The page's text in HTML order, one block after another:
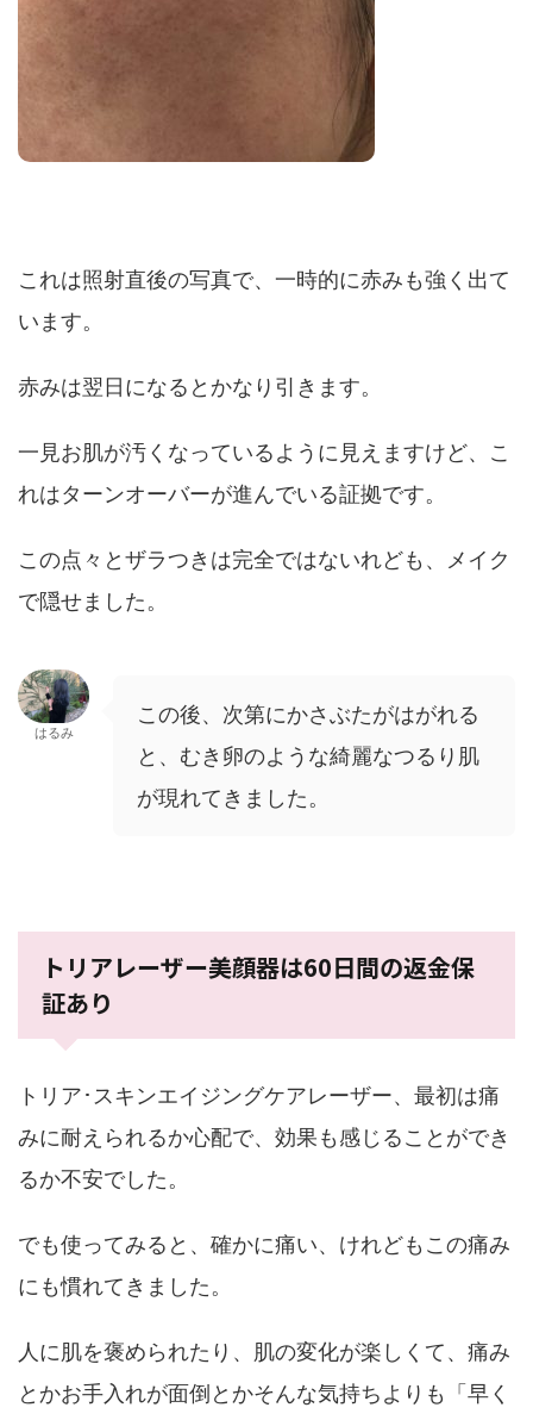
これは照射直後の写真で、一時的に赤みも強く出て
います。
赤みは翌日になるとかなり引きます。
一見お肌が汚くなっているように見えますけど、こ
れはターンオーバーが進んでいる証拠です。
この点々とザラつきは完全ではないれども、メイク
で隠せました。
はるみ
この後、次第にかさぶたがはがれる
と、むき卵のような綺麗なつるり肌
が現れてきました。
トリアレーザー美顔器は60日間の返金保
証あり
トリア･スキンエイジングケアレーザー、最初は痛
みに耐えられるか心配で、効果も感じることができ
るか不安でした。
でも使ってみると、確かに痛い、けれどもこの痛み
にも慣れてきました。
人に肌を褒められたり、肌の変化が楽しくて、痛み
とかお手入れが面倒とかそんな気持ちよりも「早く